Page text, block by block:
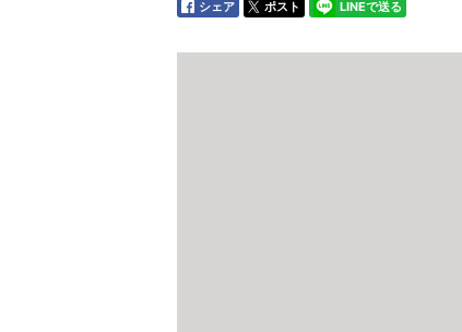
シェア ポスト LINEで送る